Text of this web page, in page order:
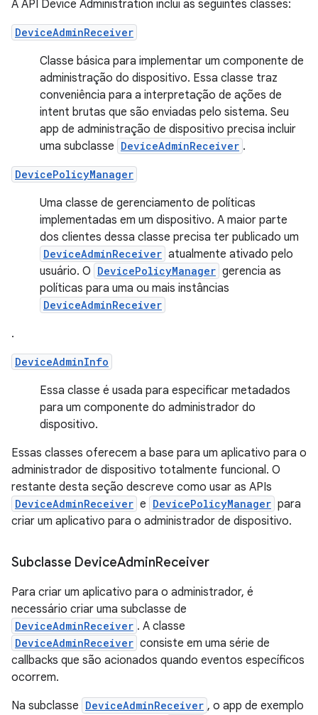
A API Device Administration inclui as seguintes classes:
DeviceAdminReceiver
Classe básica para implementar um componente de
administração do dispositivo. Essa classe traz
conveniência para a interpretação de ações de
intent brutas que são enviadas pelo sistema. Seu
app de administração de dispositivo precisa incluir
uma subclasse DeviceAdminReceiver .
DevicePolicyManager
Uma classe de gerenciamento de políticas
implementadas em um dispositivo. A maior parte
dos clientes dessa classe precisa ter publicado um
DeviceAdminReceiver atualmente ativado pelo
usuário. O DevicePolicyManager gerencia as
políticas para uma ou mais instâncias
DeviceAdminReceiver
.
DeviceAdminInfo
Essa classe é usada para especificar metadados
para um componente do administrador do
dispositivo.
Essas classes oferecem a base para um aplicativo para o
administrador de dispositivo totalmente funcional. O
restante desta seção descreve como usar as APIs
DeviceAdminReceiver e DevicePolicyManager para
criar um aplicativo para o administrador de dispositivo.
Subclasse DeviceAdminReceiver
Para criar um aplicativo para o administrador, é
necessário criar uma subclasse de
DeviceAdminReceiver . A classe
DeviceAdminReceiver consiste em uma série de
callbacks que são acionados quando eventos específicos
ocorrem.
Na subclasse DeviceAdminReceiver , o app de exemplo